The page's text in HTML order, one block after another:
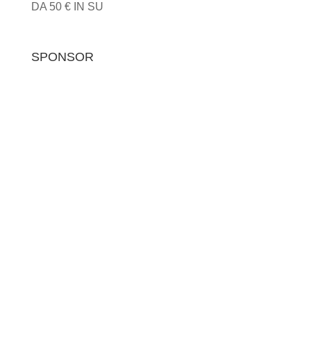
DA 50 € IN SU
SPONSOR